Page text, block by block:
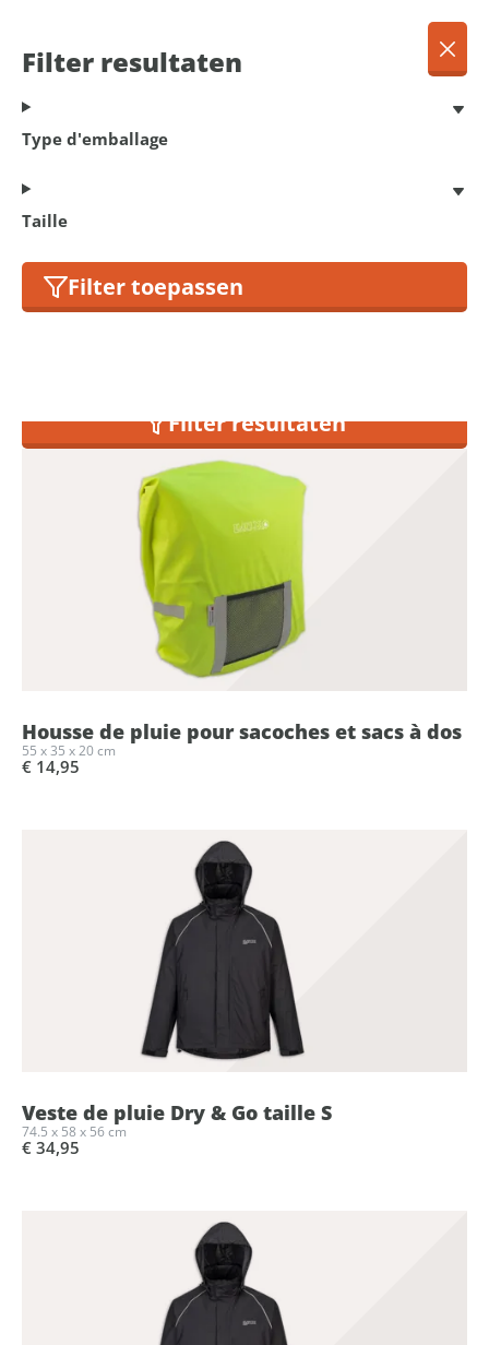
Menu
Vêtements de pluie
Filter resultaten
Filter resultaten
Type d'emballage
Taille
Filter toepassen
Housse de pluie pour sacoches et sacs à dos
55 x 35 x 20 cm
€ 14,95
Veste de pluie Dry & Go taille S
74.5 x 58 x 56 cm
€ 34,95